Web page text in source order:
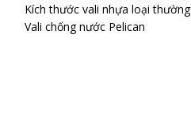
Kích thước vali nhựa loại thường
Vali chống nước Pelican